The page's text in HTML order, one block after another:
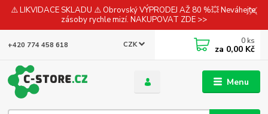
⚠️ LIKVIDACE SKLADU ⚠️ Obrovský VÝPRODEJ AŽ 80 %💥 Neváhejte,
zásoby rychle mizí. NAKUPOVAT ZDE >>
Menu
CZK
+420 774 458 618 0 ks
za 0,00 Kč